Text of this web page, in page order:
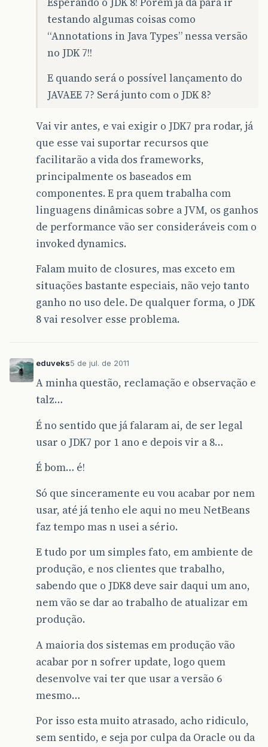
testando algumas coisas como
“Annotations in Java Types” nessa versão
no JDK 7!!
E quando será o possível lançamento do
JAVAEE 7? Será junto com o JDK 8?
Vai vir antes, e vai exigir o JDK7 pra rodar, já
que esse vai suportar recursos que
facilitarão a vida dos frameworks,
principalmente os baseados em
componentes. E pra quem trabalha com
linguagens dinâmicas sobre a JVM, os ganhos
de performance vão ser consideráveis com o
invoked dynamics.
Falam muito de closures, mas exceto em
situações bastante especiais, não vejo tanto
ganho no uso dele. De qualquer forma, o JDK
8 vai resolver esse problema.
eduveks5 de jul. de 2011
A minha questão, reclamação e observação e
talz…
É no sentido que já falaram ai, de ser legal
usar o JDK7 por 1 ano e depois vir a 8…
É bom… é!
Só que sinceramente eu vou acabar por nem
usar, até já tenho ele aqui no meu NetBeans
faz tempo mas n usei a sério.
E tudo por um simples fato, em ambiente de
produção, e nos clientes que trabalho,
sabendo que o JDK8 deve sair daqui um ano,
nem vão se dar ao trabalho de atualizar em
produção.
A maioria dos sistemas em produção vão
acabar por n sofrer update, logo quem
desenvolve vai ter que usar a versão 6
mesmo…
Por isso esta muito atrasado, acho ridiculo,
sem sentido, e seja por culpa da Oracle ou da